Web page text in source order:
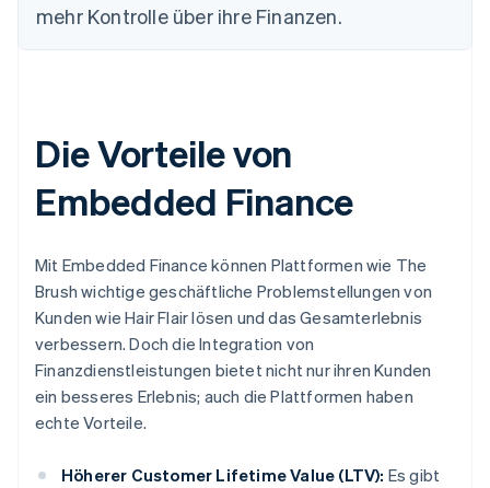
mehr Kontrolle über ihre Finanzen.
Die Vorteile von
Embedded Finance
Mit Embedded Finance können Plattformen wie The
Brush wichtige geschäftliche Problemstellungen von
Kunden wie Hair Flair lösen und das Gesamterlebnis
verbessern. Doch die Integration von
Finanzdienstleistungen bietet nicht nur ihren Kunden
ein besseres Erlebnis; auch die Plattformen haben
echte Vorteile.
Höherer Customer Lifetime Value (LTV): Es gibt